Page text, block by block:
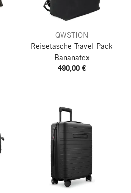
QWSTION
Reisetasche Travel Pack
Bananatex
490,00 €